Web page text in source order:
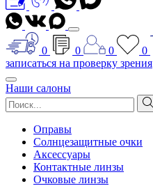
0 0 0
0
записаться на проверку зрения
Наши салоны
Оправы
Солнцезащитные очки
Аксессуары
Контактные линзы
Очковые линзы